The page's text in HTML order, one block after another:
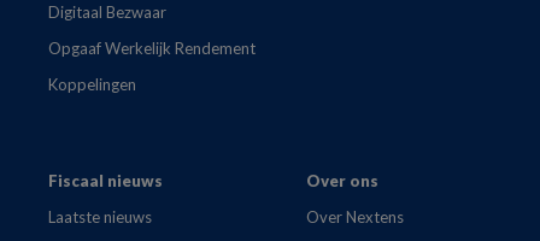
Digitaal Bezwaar
Opgaaf Werkelijk Rendement
Koppelingen
Fiscaal nieuws
Laatste nieuws
Over ons
Over Nextens